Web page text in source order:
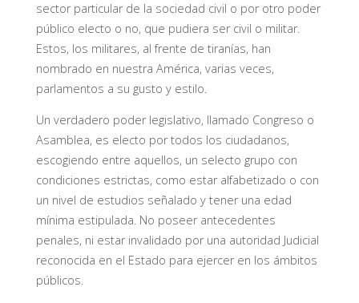
sector particular de la sociedad civil o por otro poder
público electo o no, que pudiera ser civil o militar.
Estos, los militares, al frente de tiranías, han
nombrado en nuestra América, varias veces,
parlamentos a su gusto y estilo.
Un verdadero poder legislativo, llamado Congreso o
Asamblea, es electo por todos los ciudadanos,
escogiendo entre aquellos, un selecto grupo con
condiciones estrictas, como estar alfabetizado o con
un nivel de estudios señalado y tener una edad
mínima estipulada. No poseer antecedentes
penales, ni estar invalidado por una autoridad Judicial
reconocida en el Estado para ejercer en los ámbitos
públicos.